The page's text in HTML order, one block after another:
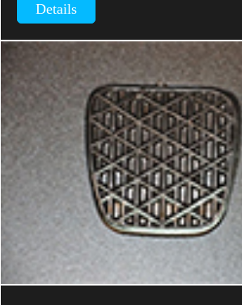
Details